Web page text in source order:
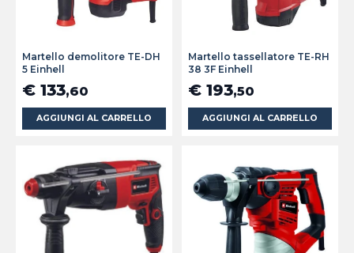
Martello demolitore TE-DH
5 Einhell
€ 133,60
AGGIUNGI AL CARRELLO
Martello tassellatore TE-RH
38 3F Einhell
€ 193,50
AGGIUNGI AL CARRELLO